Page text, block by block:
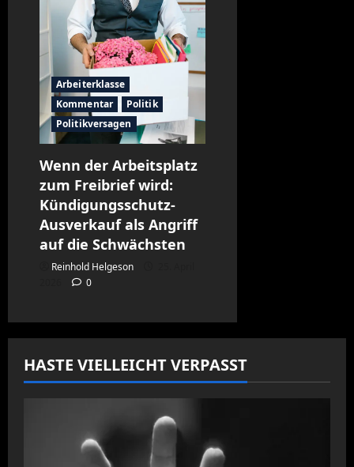
Arbeiterklasse
Kommentar
Politik
Politikversagen
Wenn der Arbeitsplatz
zum Freibrief wird:
Kündigungsschutz-
Ausverkauf als Angriff
auf die Schwächsten
Reinhold Helgeson
0
HASTE VIELLEICHT VERPASST